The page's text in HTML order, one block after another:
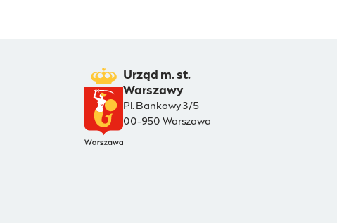
Urząd m. st.
Warszawy
Pl. Bankowy 3/5
00-950 Warszawa